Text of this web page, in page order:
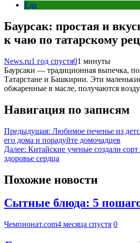
Еда
Баурсак: простая и
к чаю по татарскому
News.ru1 год спустя01 минуты
Баурсаки — традиционная выпечка,
Татарстане и Башкирии. Эти
обжаренные в масле, получаются
Навигация по записям
Предыдущая: Любимое печенье из
его дома и порадуйте домочадцев
Далее: Китайские ученые создали
здоровье сердца
Похожие новости
Сытные блюда: 5
Чемпионат.com4 месяца спустя 0